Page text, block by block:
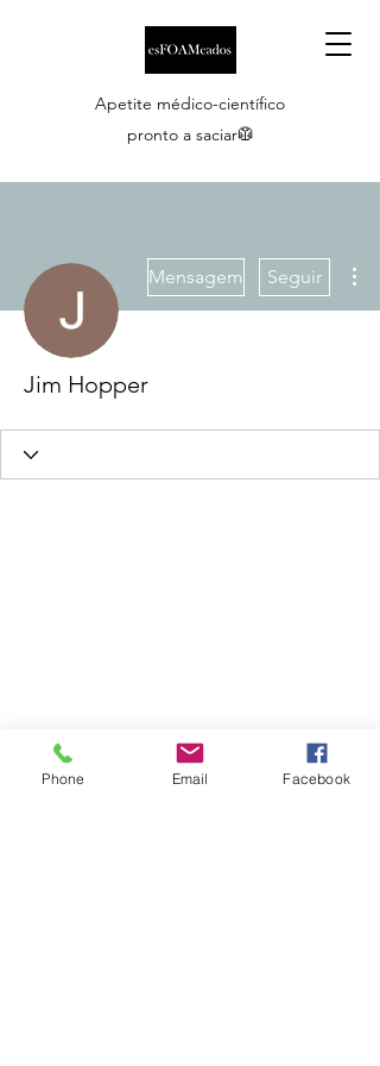
Apetite médico-científico
pronto a saciar🥼
Mensagem Seguir
Jim Hopper
Phone Email Facebook